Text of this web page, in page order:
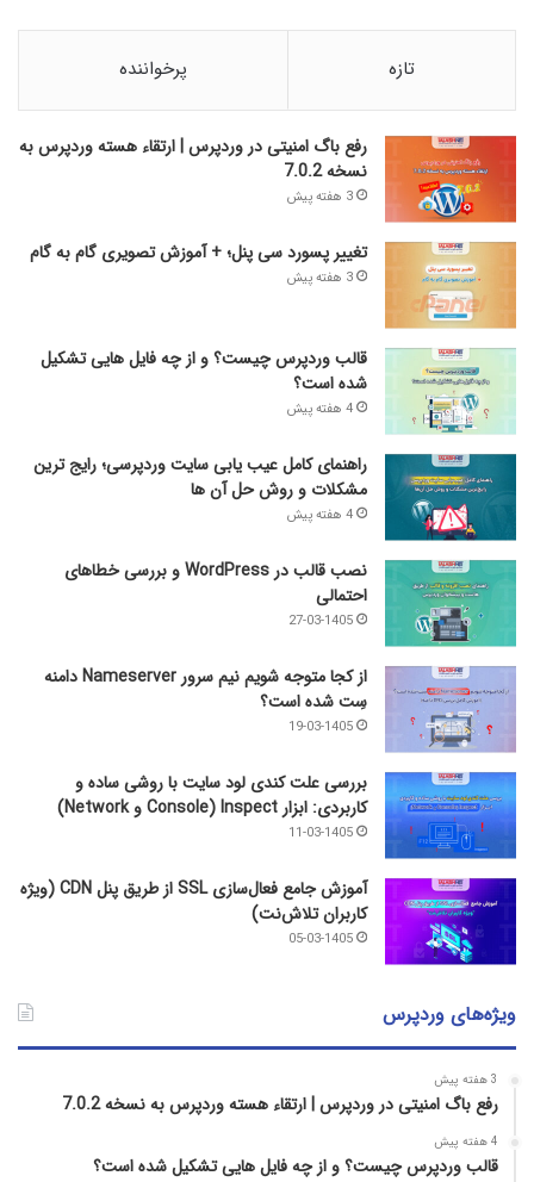
تازه پرخواننده
رفع باگ امنیتی در وردپرس | ارتقاء هسته وردپرس به
نسخه 7.0.2
3 هفته پیش
تغییر پسورد سی پنل؛ + آموزش تصویری گام به گام
3 هفته پیش
قالب وردپرس چیست؟ و از چه فایل­ هایی تشکیل
شده است؟
4 هفته پیش
راهنمای کامل عیب‌ یابی سایت وردپرسی؛ رایج‌ ترین
مشکلات و روش حل آن‌ ها
4 هفته پیش
نصب قالب در WordPress و بررسی خطاهای
احتمالی
27-03-1405
از کجا متوجه شویم نیم ‌سرور Nameserver دامنه
سِت شده است؟
19-03-1405
بررسی علت کندی لود سایت با روشی ساده و
کاربردی: ابزار Inspect (Console و Network)
11-03-1405
آموزش جامع فعال‌سازی SSL از طریق پنل CDN (ویژه
کاربران تلاش‌نت)
05-03-1405
ویژه‌های وردپرس
3 هفته پیش
رفع باگ امنیتی در وردپرس | ارتقاء هسته وردپرس به نسخه 7.0.2
4 هفته پیش
قالب وردپرس چیست؟ و از چه فایل­ هایی تشکیل شده است؟